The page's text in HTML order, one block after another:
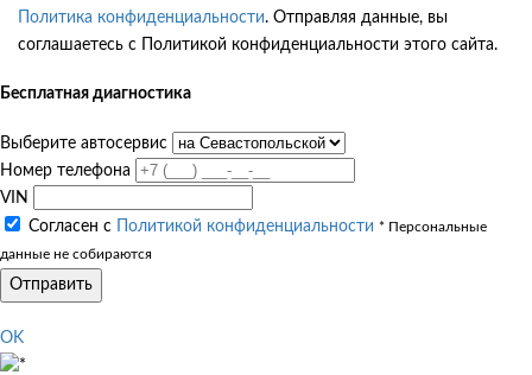
Политика конфиденциальности. Отправляя данные, вы
соглашаетесь с Политикой конфиденциальности этого сайта.
Бесплатная диагностика
Выберите автосервис
Номер телефона
VIN
Согласен с
Политикой конфиденциальности * Персональные
данные не собираются
Отправить
OK